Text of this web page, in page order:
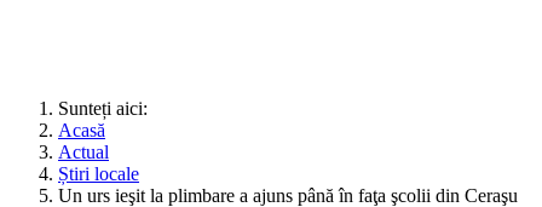
Sunteți aici:
Acasă
Actual
Știri locale
Un urs ieşit la plimbare a ajuns până în faţa şcolii din Ceraşu